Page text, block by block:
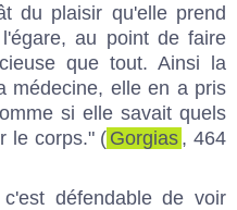
du plaisir qu'elle prend
au point de faire
que tout. Ainsi la
médecine, elle en a pris
si elle savait quels
le corps." (Gorgias , 464
défendable de voir